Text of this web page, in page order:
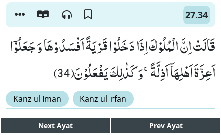
27.34
قَالَتْ اِنَّ الْمُلُوْكَ اِذَا دَخَلُوْا قَرْیَةً اَفْسَدُوْهَا وَ جَعَلُوْۤا
اَعِزَّةَ اَهْلِهَاۤ اَذِلَّةًۚ-وَ كَذٰلِكَ یَفْعَلُوْنَ(34)
Kanz ul Iman Kanz ul Irfan
Next Ayat Prev Ayat